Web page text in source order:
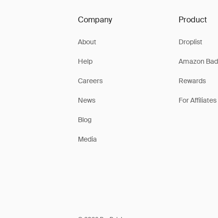
Company
About
Help
Careers
News
Blog
Media
Product
Droplist
Amazon
Rewards
For Affiliates